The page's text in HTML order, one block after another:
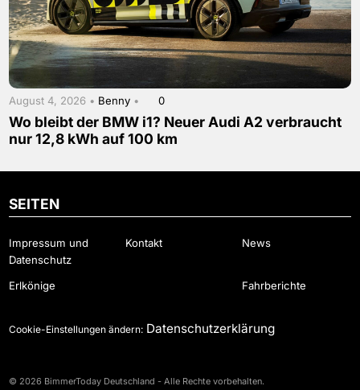
August 4, 2026 • Benny • 0
Wo bleibt der BMW i1? Neuer Audi A2 verbraucht
nur 12,8 kWh auf 100 km
SEITEN
Impressum und
Datenschutz
Kontakt News
Erlkönige Fahrberichte
Cookie-Einstellungen ändern: Datenschutzerklärung
© 2026 BimmerToday Deutschland - Alle Rechte vorbehalten.